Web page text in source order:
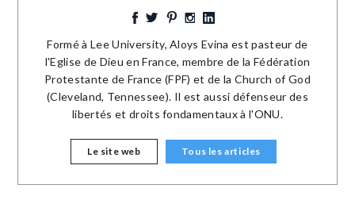
Formé à Lee University, Aloys Evina est pasteur de
l'Eglise de Dieu en France, membre de la Fédération
Protestante de France (FPF) et de la Church of God
(Cleveland, Tennessee). Il est aussi défenseur des
libertés et droits fondamentaux à l'ONU.
Le site web Tous les articles